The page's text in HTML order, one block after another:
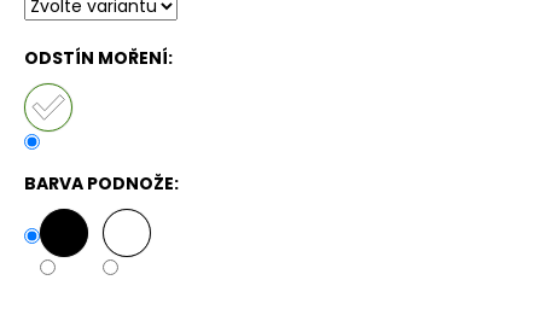
ODSTÍN MOŘENÍ:
BARVA PODNOŽE: